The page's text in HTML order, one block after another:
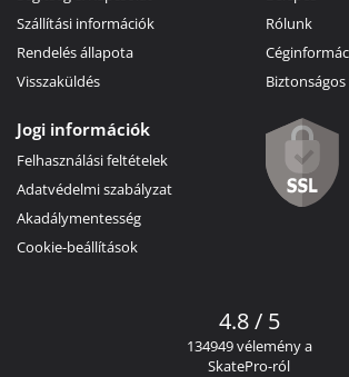
Szállítási információk
Rendelés állapota
Visszaküldés
Rólunk
Jogi információk
Felhasználási feltételek
Adatvédelmi szabályzat
Akadálymentesség
Cookie-beállítások
4.8 / 5
134949 vélemény a
SkatePro-ról